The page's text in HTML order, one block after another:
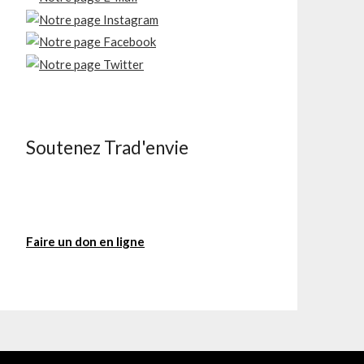
Soutenez Trad'envie
Faire un don en ligne